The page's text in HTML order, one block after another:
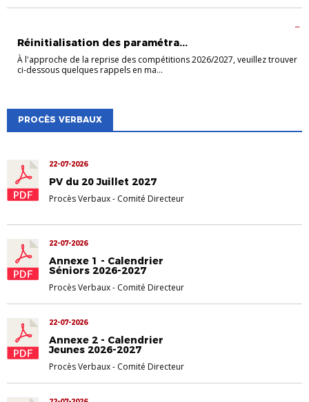
Réinitialisation des paramétra...
À l'approche de la reprise des compétitions 2026/2027, veuillez trouver
ci-dessous quelques rappels en ma...
PROCÈS VERBAUX
22-07-2026
PV du 20 Juillet 2027
Procès Verbaux- Comité Directeur
22-07-2026
Annexe 1 - Calendrier
Séniors 2026-2027
Procès Verbaux- Comité Directeur
22-07-2026
Annexe 2 - Calendrier
Jeunes 2026-2027
Procès Verbaux- Comité Directeur